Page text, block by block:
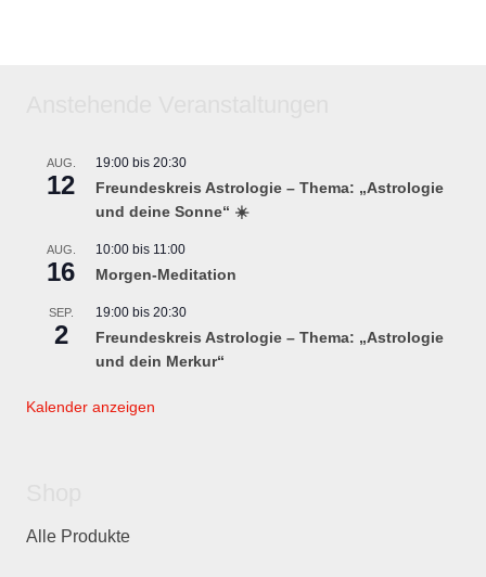
AUG.
12
19:00 bis 20:30
Freundeskreis Astrologie – Thema: „Astrologie
und deine Sonne“ ☀️
AUG.
16
10:00 bis 11:00
Morgen-Meditation
SEP.
2
19:00 bis 20:30
Freundeskreis Astrologie – Thema: „Astrologie
und dein Merkur“
Kalender anzeigen
Alle Produkte